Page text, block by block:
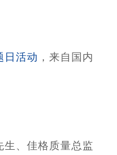
日活动 ，来自国内
、佳格质量总监